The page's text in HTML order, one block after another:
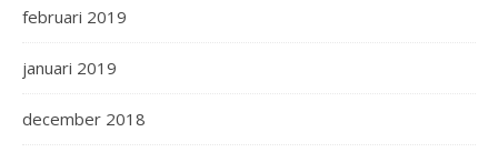
februari 2019
januari 2019
december 2018